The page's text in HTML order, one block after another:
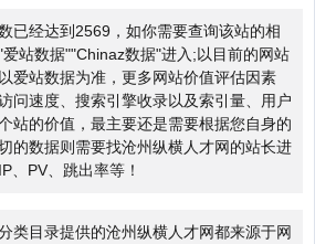
已经达到2569，如你需要查询该站的相
爱站数据""Chinaz数据"进入;以目前的网站
爱站数据为准，更多网站价值评估因素
问速度、搜索引擎收录以及索引量、用户
站的价值，最主要还是需要根据您自身的
的数据则需要找沧州纵横人才网的站长进
、PV、跳出率等！
类目录提供的沧州纵横人才网都来源于网